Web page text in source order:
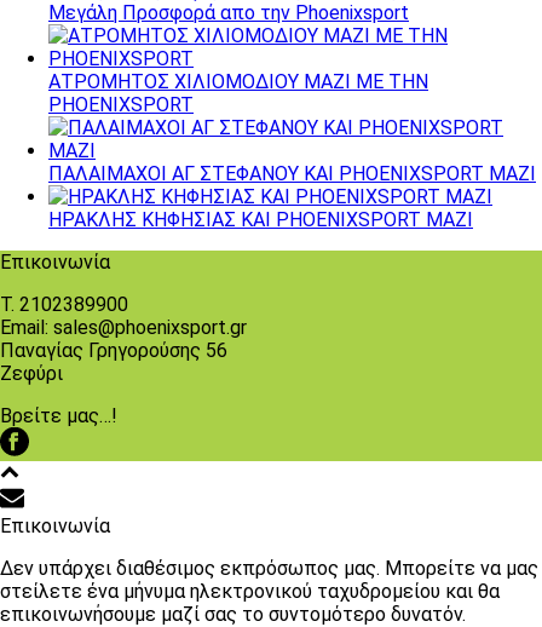
Μεγάλη Προσφορά απο την Phoenixsport
ΑΤΡΟΜΗΤΟΣ ΧΙΛΙΟΜΟΔΙΟΥ ΜΑΖΙ ΜΕ ΤΗΝ
PHOENIXSPORT
ΠΑΛΑΙΜΑΧΟΙ ΑΓ ΣΤΕΦΑΝΟΥ ΚΑΙ PHOENIXSPORT ΜΑΖΙ
ΗΡΑΚΛΗΣ ΚΗΦΗΣΙΑΣ ΚΑΙ PHOENIXSPORT MAZI
Επικοινωνία
Τ. 2102389900
Email: sales@phoenixsport.gr
Παναγίας Γρηγορούσης 56
Ζεφύρι
Βρείτε μας…!
Επικοινωνία
Δεν υπάρχει διαθέσιμος εκπρόσωπος μας. Μπορείτε να μας
στείλετε ένα μήνυμα ηλεκτρονικού ταχυδρομείου και θα
επικοινωνήσουμε μαζί σας το συντομότερο δυνατόν.